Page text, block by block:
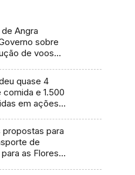
Angra
sobre
de voos
quase 4
e 1.500
em ações
propostas para
de
as Flores